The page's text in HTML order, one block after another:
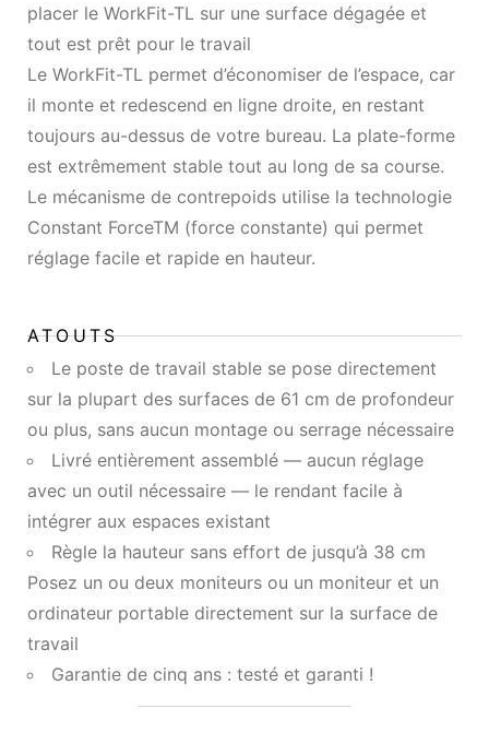
placer le WorkFit-TL sur une surface dégagée et
tout est prêt pour le travail
Le WorkFit-TL permet d’économiser de l’espace, car
il monte et redescend en ligne droite, en restant
toujours au-dessus de votre bureau. La plate-forme
est extrêmement stable tout au long de sa course.
Le mécanisme de contrepoids utilise la technologie
Constant ForceTM (force constante) qui permet
réglage facile et rapide en hauteur.
ATOUTS
Le poste de travail stable se pose directement
sur la plupart des surfaces de 61 cm de profondeur
ou plus, sans aucun montage ou serrage nécessaire
Livré entièrement assemblé — aucun réglage
avec un outil nécessaire — le rendant facile à
intégrer aux espaces existant
Règle la hauteur sans effort de jusqu’à 38 cm
Posez un ou deux moniteurs ou un moniteur et un
ordinateur portable directement sur la surface de
travail
Garantie de cinq ans : testé et garanti !